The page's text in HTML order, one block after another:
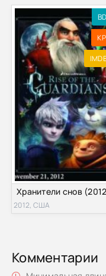
Хранители снов
2012, США
Комментарии